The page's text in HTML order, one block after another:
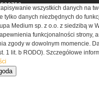
nr KRS:
146393437
Regulaminu.
wszystkich danych na
tylko danych niezbędnych do
Medium sp. z o.o. z siedzibą w
funkcjonalności strony,
zgody w dowolnym momencie.
1 lit. b RODO). Szczegółowe